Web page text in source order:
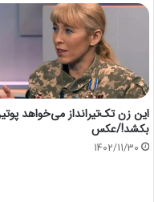
این زن تک‌تیرانداز می‌خواهد
بکشد!/عکس
1402/11/30